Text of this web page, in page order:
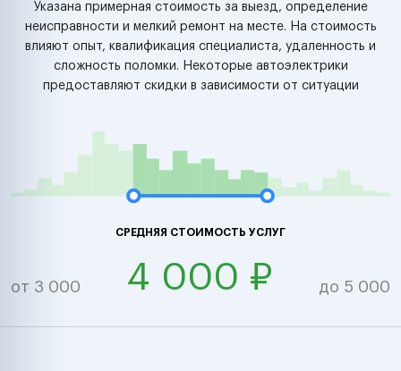
Указана примерная стоимость за выезд, определение
неисправности и мелкий ремонт на месте. На стоимость
влияют опыт, квалификация специалиста, удаленность и
сложность поломки. Некоторые автоэлектрики
предоставляют скидки в зависимости от ситуации
СРЕДНЯЯ СТОИМОСТЬ УСЛУГ
от 3 000 4 000 ₽ до 5 000